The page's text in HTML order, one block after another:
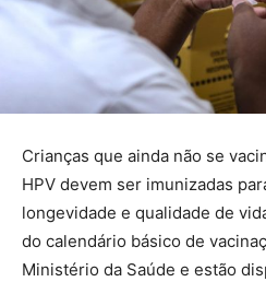
Crianças que ainda não se
HPV devem ser imunizadas
longevidade e qualidade de
do calendário básico de
Ministério da Saúde e estão